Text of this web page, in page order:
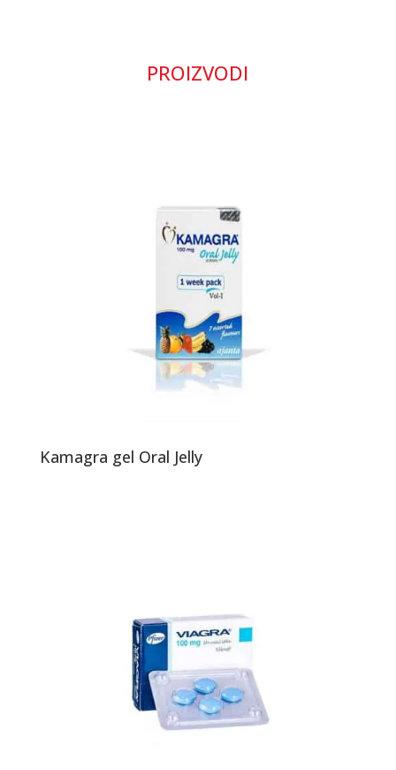
PROIZVODI
Kamagra gel Oral Jelly